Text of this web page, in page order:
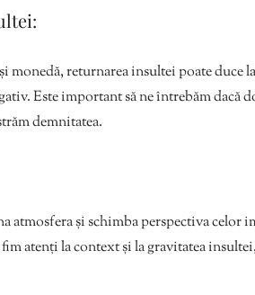
monedă, returnarea insultei poate duce
Este important să ne întrebăm dacă
demnitatea.
atmosfera și schimba perspectiva celor
atenți la context și la gravitatea